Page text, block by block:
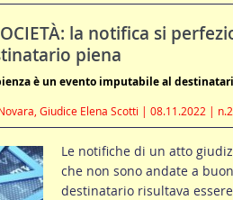
la notifica si
piena
è un evento imputabile al
Giudice Elena Scotti | 08.11.2022 |
Le notifiche di un atto
che non sono andate a
destinatario risultava